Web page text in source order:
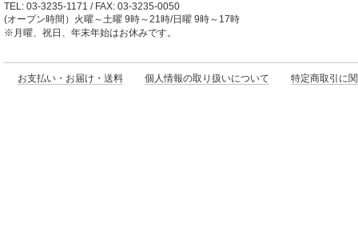
TEL: 03-3235-1171 / FAX: 03-3235-0050
(オープン時間）火曜～土曜 9時～21時/日曜 9時～17時
※月曜、祝日、年末年始はお休みです。
お支払い・お届け・送料 個人情報の取り扱いについて 特定商取引に